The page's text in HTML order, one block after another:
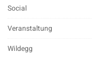
Social
Veranstaltung
Wildegg